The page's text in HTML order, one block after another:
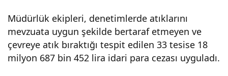
Müdürlük ekipleri, denetimlerde atıklarını
mevzuata uygun şekilde bertaraf etmeyen ve
çevreye atık bıraktığı tespit edilen 33 tesise 18
milyon 687 bin 452 lira idari para cezası uyguladı.
mily
on